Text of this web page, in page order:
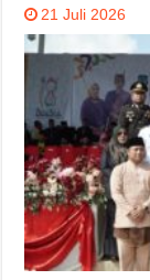
21 Juli 2026